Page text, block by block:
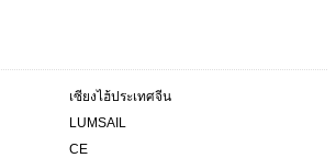
เซียงไฮ้ประเทศจีน
LUMSAIL
CE